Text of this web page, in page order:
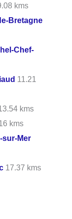
kms
Bretagne
Chef-
11.21
kms
kms
sur-Mer
17.37 kms